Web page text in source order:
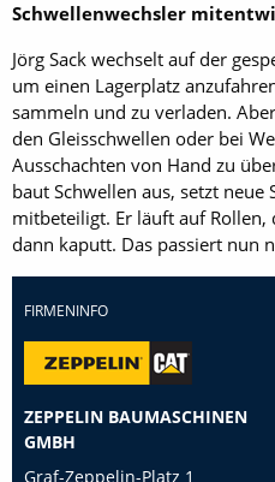
Schwellenwechsler
Jörg Sack wechselt auf der
um einen Lagerplatz
sammeln und zu verladen.
den Gleisschwellen oder bei
Ausschachten von Hand zu
baut Schwellen aus, setzt
mitbeteiligt. Er läuft auf
dann kaputt. Das passiert nun
FIRMENINFO
ZEPPELIN BAUMASCHINEN
GMBH
Graf-Zeppelin-Platz 1